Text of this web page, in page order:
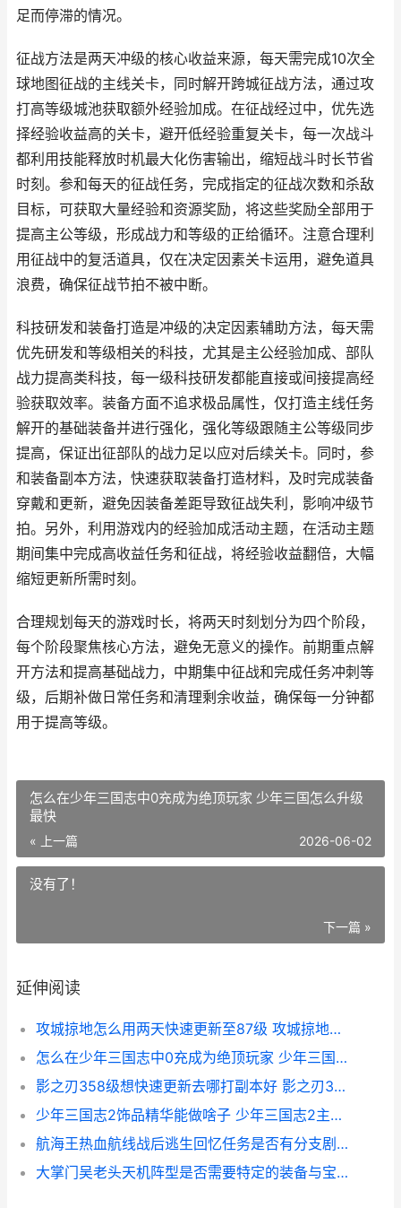
足而停滞的情况。
征战方法是两天冲级的核心收益来源，每天需完成10次全
球地图征战的主线关卡，同时解开跨城征战方法，通过攻
打高等级城池获取额外经验加成。在征战经过中，优先选
择经验收益高的关卡，避开低经验重复关卡，每一次战斗
都利用技能释放时机最大化伤害输出，缩短战斗时长节省
时刻。参和每天的征战任务，完成指定的征战次数和杀敌
目标，可获取大量经验和资源奖励，将这些奖励全部用于
提高主公等级，形成战力和等级的正给循环。注意合理利
用征战中的复活道具，仅在决定因素关卡运用，避免道具
浪费，确保征战节拍不被中断。
科技研发和装备打造是冲级的决定因素辅助方法，每天需
优先研发和等级相关的科技，尤其是主公经验加成、部队
战力提高类科技，每一级科技研发都能直接或间接提高经
验获取效率。装备方面不追求极品属性，仅打造主线任务
解开的基础装备并进行强化，强化等级跟随主公等级同步
提高，保证出征部队的战力足以应对后续关卡。同时，参
和装备副本方法，快速获取装备打造材料，及时完成装备
穿戴和更新，避免因装备差距导致征战失利，影响冲级节
拍。另外，利用游戏内的经验加成活动主题，在活动主题
期间集中完成高收益任务和征战，将经验收益翻倍，大幅
缩短更新所需时刻。
合理规划每天的游戏时长，将两天时刻划分为四个阶段，
每个阶段聚焦核心方法，避免无意义的操作。前期重点解
开方法和提高基础战力，中期集中征战和完成任务冲刺等
级，后期补做日常任务和清理剩余收益，确保每一分钟都
用于提高等级。
怎么在少年三国志中0充成为绝顶玩家 少年三国怎么升级
最快
« 上一篇 2026-06-02
没有了！
下一篇 »
延伸阅读
攻城掠地怎么用两天快速更新至87级 攻城掠地怎么用电话登录
怎么在少年三国志中0充成为绝顶玩家 少年三国怎么升级最快
影之刃358级想快速更新去哪打副本好 影之刃358级后怎么升级
少年三国志2饰品精华能做啥子 少年三国志2主角服装
航海王热血航线战后逃生回忆任务是否有分支剧情 航海王热血航线官网
大掌门吴老头天机阵型是否需要特定的装备与宝物 大掌门2吴老头缘分